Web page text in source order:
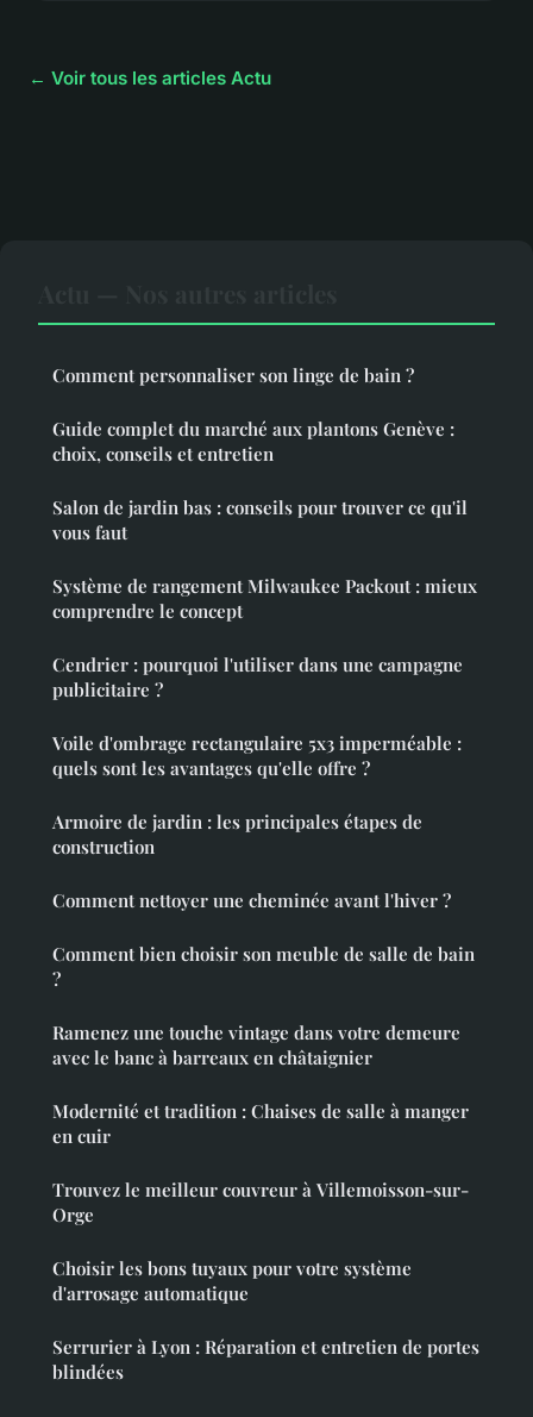
← Voir tous les articles Actu
Comment personnaliser son linge de bain ?
Guide complet du marché aux plantons Genève :
choix, conseils et entretien
Salon de jardin bas : conseils pour trouver ce qu'il
vous faut
Système de rangement Milwaukee Packout : mieux
comprendre le concept
Cendrier : pourquoi l'utiliser dans une campagne
publicitaire ?
Voile d'ombrage rectangulaire 5x3 imperméable :
quels sont les avantages qu'elle offre ?
Armoire de jardin : les principales étapes de
construction
Comment nettoyer une cheminée avant l'hiver ?
Comment bien choisir son meuble de salle de bain
?
Ramenez une touche vintage dans votre demeure
avec le banc à barreaux en châtaignier
Modernité et tradition : Chaises de salle à manger
en cuir
Trouvez le meilleur couvreur à Villemoisson-sur-
Orge
Choisir les bons tuyaux pour votre système
d'arrosage automatique
Serrurier à Lyon : Réparation et entretien de portes
blindées